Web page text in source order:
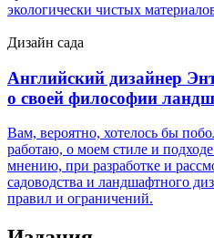
экологически чистых
Дизайн сада
Aнглийский дизайнер
о своей философии
Вам, вероятно, хотелось бы
работаю, о моем стиле и
мнению, при разработке и
садоводства и ландшафтного
правил и ограничений.